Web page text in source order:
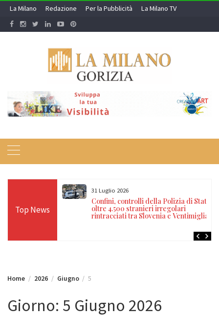
Skip
content
La Milano Redazione Per la Pubblicità La Milano TV
Top News
salvato dai
31 Luglio 2026
Confini, controlli della Polizia di Stato:
oltre 4.500 stranieri irregolari
rintracciati tra Slovenia e Ventimiglia
Home 2026 Giugno 5
Giorno: 5 Giugno 2026